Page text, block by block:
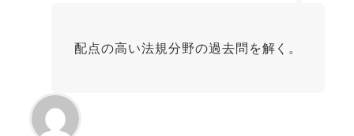
配点の高い法規分野の過去問を解く。